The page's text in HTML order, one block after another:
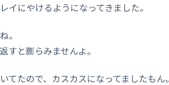
イにやけるようになってきました。
。
すと膨らみませんよ。
てたので、カスカスになってましたもん。